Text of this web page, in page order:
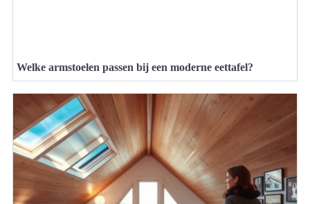
Welke armstoelen passen bij een moderne eettafel?